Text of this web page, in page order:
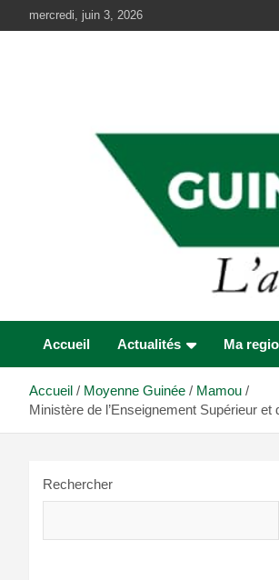
au
mercredi, juin 3, 2026
Accueil Actualités Ma
Accueil Moyenne Guinée
Mamou
Ministère de l’Enseignement Supérieur
Rechercher